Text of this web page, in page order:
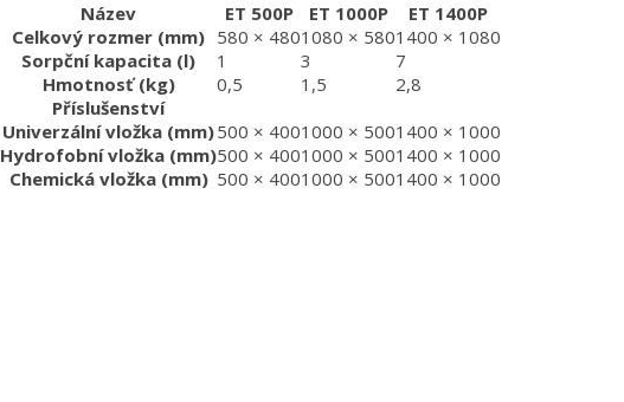
Název
ET 500P ET 1000P
ET 1400P
Celkový rozmer (mm) 580 × 4801080 × 5801400 × 1080
Sorpční kapacita (l)
1 3
7
Hmotnosť (kg)
0,5 1,5
2,8
Příslušenství
Univerzální vložka (mm)500 × 4001000 × 5001400 × 1000
Hydrofobní vložka (mm)500 × 4001000 × 5001400 × 1000
Chemická vložka (mm) 500 × 4001000 × 5001400 × 1000